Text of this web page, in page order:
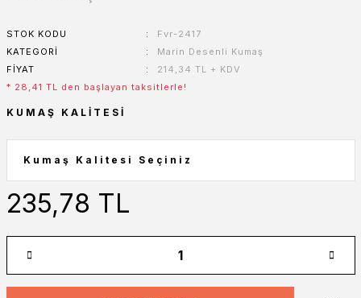
STOK KODU
Fvr-2417
KATEGORI
Marin Desenli Kumaş
FIYAT
214,34 TL + KDV
* 28,41 TL den başlayan taksitlerle!
KUMAŞ KALITESI
235,78 TL